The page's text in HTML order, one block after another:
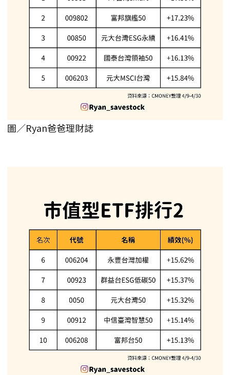
圖／Ryan爸爸理財誌